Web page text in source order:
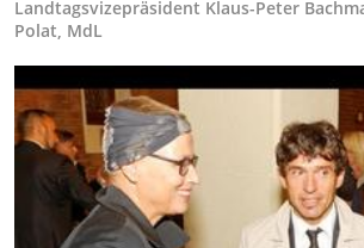
Landtagsvizepräsident Klaus-Peter
Polat, MdL